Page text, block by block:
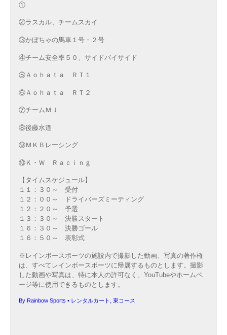
①
②ラスカル、チームスカイ
③かぼちゃの馬車１号・２号
④チーム安全率５０、サイドバイサイド
⑤Ａｏｈａｔａ ＲＴ１
⑥Ａｏｈａｔａ ＲＴ２
⑦チームＭＪ
⑧後藤水道
⑨ＭＫＢレーシング
⑩Ｋ・Ｗ Ｒａｃｉｎｇ
【タイムスケジュール】
１１：３０～ 受付
１２：００～ ドライバーズミーティング
１２：２０～ 予選
１３：３０～ 決勝スタート
１６：３０～ 決勝ゴール
１６：５０～ 表彰式
※レインボースポーツの施設内で撮影した動画、写真の著作権
は、すべてレインボースポーツに帰属するものとします。撮影
した動画や写真は、特に本人の許可なく、YouTubeやホームペ
ージ等に使用できるものとします。
By Rainbow Sports • レンタルカート ,東コース